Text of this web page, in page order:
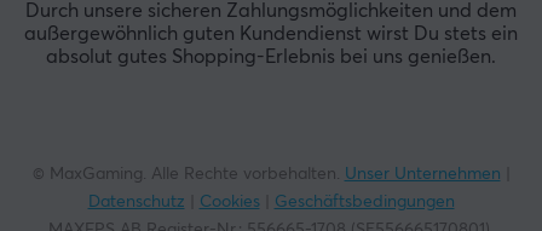
Durch unsere sicheren Zahlungsmöglichkeiten und dem
außergewöhnlich guten Kundendienst wirst Du stets ein
absolut gutes Shopping-Erlebnis bei uns genießen.
© MaxGaming. Alle Rechte vorbehalten. Unser Unternehmen
Datenschutz
Cookies|
Geschäftsbedingungen